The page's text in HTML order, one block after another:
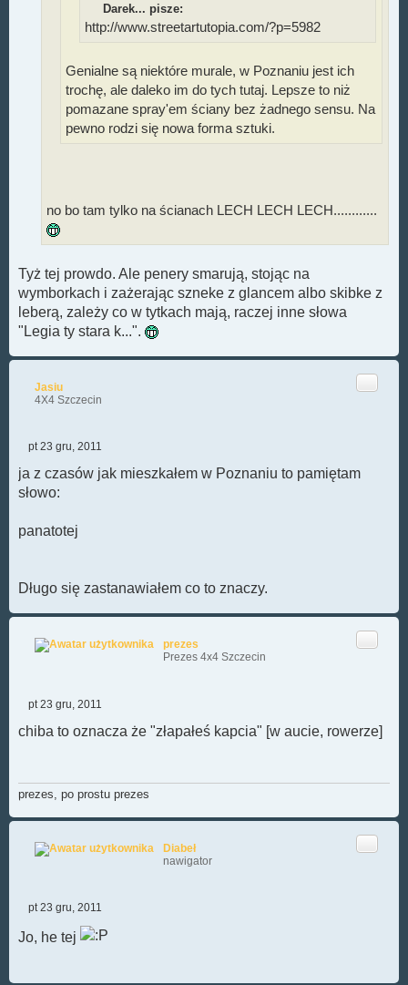
Darek... pisze:
http://www.streetartutopia.com/?p=5982
Genialne są niektóre murale, w Poznaniu jest ich
trochę, ale daleko im do tych tutaj. Lepsze to niż
pomazane spray'em ściany bez żadnego sensu. Na
pewno rodzi się nowa forma sztuki.
no bo tam tylko na ścianach LECH LECH LECH............
Tyż tej prowdo. Ale penery smarują, stojąc na
wymborkach i zażerając szneke z glancem albo skibke z
leberą, zależy co w tytkach mają, raczej inne słowa
"Legia ty stara k...".
Jasiu
4X4 Szczecin
Cytuj
o
s
t
pt 23 gru, 2011
ja z czasów jak mieszkałem w Poznaniu to pamiętam
słowo:
panatotej
Długo się zastanawiałem co to znaczy.
prezes
Prezes 4x4 Szczecin
P
o
s
pt 23 gru, 2011
chiba to oznacza że "złapałeś kapcia" [w aucie, rowerze]
prezes, po prostu prezes
Diabeł
nawigator
Cytuj
s
pt 23 gru, 2011
Jo, he tej